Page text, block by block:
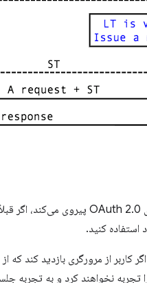
کنید.
از مرورگری بازدید کند که
تجربه نخواهند کرد و به تجربه